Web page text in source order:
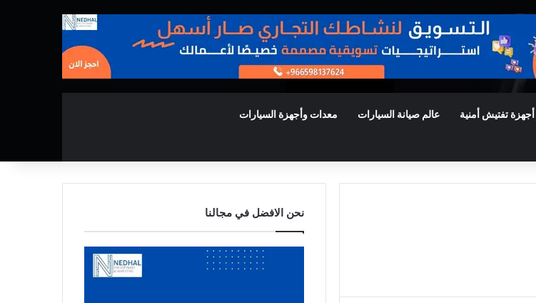
أجهزة تفتيش أمنية عالم صيانة السيارات معدات وأجهزة السيارات
نحن الافضل في مجالنا